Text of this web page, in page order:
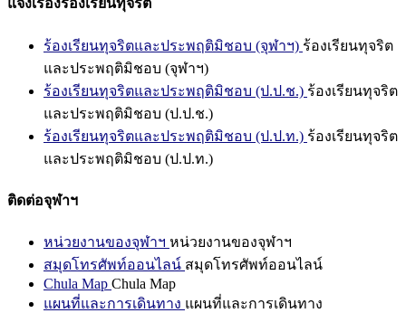
แจ้งเรื่องร้องเรียนทุจริต
ร้องเรียนทุจริตและประพฤติมิชอบ (จุฬาฯ) ร้องเรียนทุจริต
และประพฤติมิชอบ (จุฬาฯ)
ร้องเรียนทุจริตและประพฤติมิชอบ (ป.ป.ช.) ร้องเรียนทุจริต
และประพฤติมิชอบ (ป.ป.ช.)
ร้องเรียนทุจริตและประพฤติมิชอบ (ป.ป.ท.) ร้องเรียนทุจริต
และประพฤติมิชอบ (ป.ป.ท.)
ติดต่อจุฬาฯ
หน่วยงานของจุฬาฯ หน่วยงานของจุฬาฯ
สมุดโทรศัพท์ออนไลน์ สมุดโทรศัพท์ออนไลน์
Chula Map Chula Map
แผนที่และการเดินทาง แผนที่และการเดินทาง